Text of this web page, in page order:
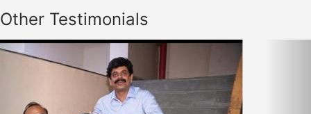
Other Testimonials
Previous